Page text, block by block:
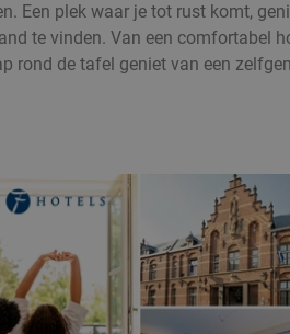
Een plek waar je tot rust komt,
te vinden. Van een
rond de tafel geniet van een